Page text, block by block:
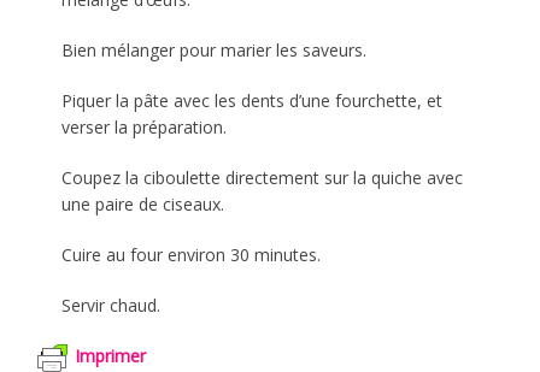
Bien mélanger pour marier les saveurs.
Piquer la pâte avec les dents d’une fourchette, et
verser la préparation.
Coupez la ciboulette directement sur la quiche avec
une paire de ciseaux.
Cuire au four environ 30 minutes.
Servir chaud.
Imprimer